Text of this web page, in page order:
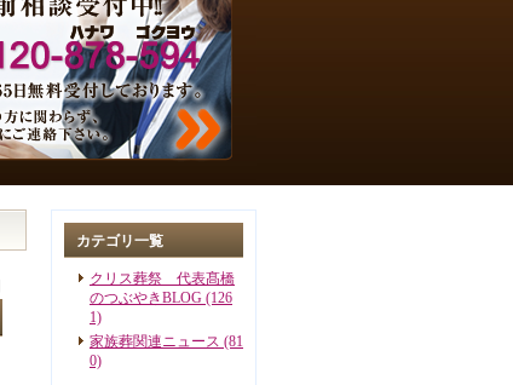
カテゴリ一覧
クリス葬祭 代表髙橋
のつぶやきBLOG (126
1)
家族葬関連ニュース (81
0)